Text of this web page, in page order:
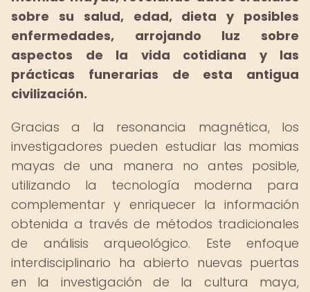
sobre su salud, edad, dieta y posibles
enfermedades, arrojando luz sobre
aspectos de la vida cotidiana y las
prácticas funerarias de esta antigua
civilización.
Gracias a la resonancia magnética, los
investigadores pueden estudiar las momias
mayas de una manera no antes posible,
utilizando la tecnología moderna para
complementar y enriquecer la información
obtenida a través de métodos tradicionales
de análisis arqueológico. Este enfoque
interdisciplinario ha abierto nuevas puertas
en la investigación de la cultura maya,